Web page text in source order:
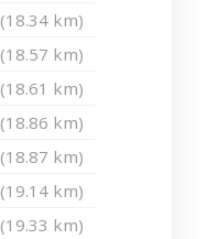
(18.34 km)
(18.57 km)
(18.61 km)
(18.86 km)
(18.87 km)
(19.14 km)
(19.33 km)